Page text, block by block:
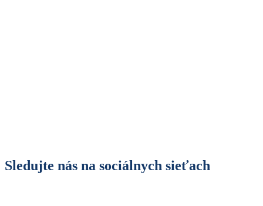
Sledujte nás na sociálnych sieťach